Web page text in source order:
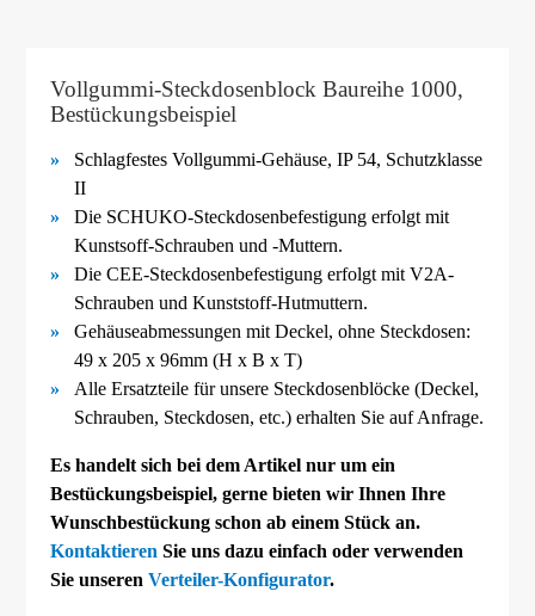
Vollgummi-Steckdosenblock Baureihe 1000,
Bestückungsbeispiel
Schlagfestes Vollgummi-Gehäuse, IP 54, Schutzklasse
II
Die SCHUKO-Steckdosenbefestigung erfolgt mit
Kunstsoff-Schrauben und -Muttern.
Die CEE-Steckdosenbefestigung erfolgt mit V2A-
Schrauben und Kunststoff-Hutmuttern.
Gehäuseabmessungen mit Deckel, ohne Steckdosen:
49 x 205 x 96mm (H x B x T)
Alle Ersatzteile für unsere Steckdosenblöcke (Deckel,
Schrauben, Steckdosen, etc.) erhalten Sie auf Anfrage.
Es handelt sich bei dem Artikel nur um ein
Bestückungsbeispiel, gerne bieten wir Ihnen Ihre
Wunschbestückung schon ab einem Stück an.
Kontaktieren Sie uns dazu einfach oder verwenden
Sie unserenVerteiler-Konfigurator.